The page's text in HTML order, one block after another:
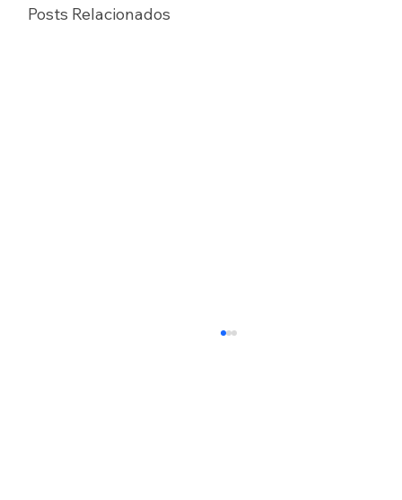
Posts Relacionados